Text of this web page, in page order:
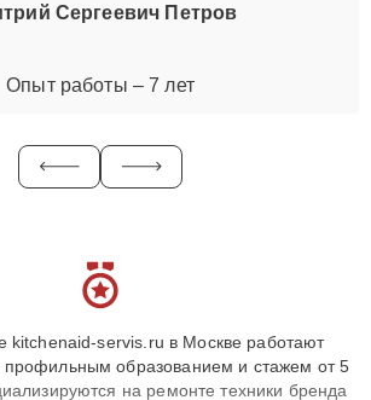
Сергеевич Петров
Опыт работы – 7 лет
kitchenaid-servis.ru в Москве работают
образованием и стажем от 5
на ремонте техники бренда